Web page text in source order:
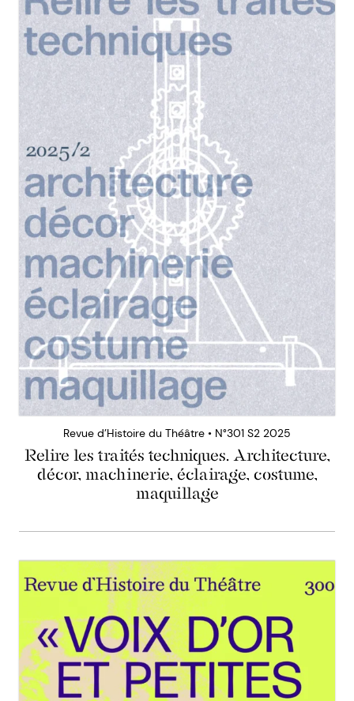
Revue d’Histoire du Théâtre • N°301 S2 2025
Relire les traités techniques. Architecture,
décor, machinerie, éclairage, costume,
maquillage